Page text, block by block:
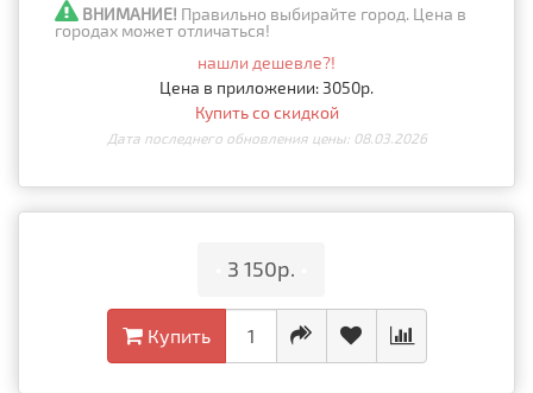
ВНИМАНИЕ! Правильно выбирайте город. Цена в
городах может отличаться!
нашли дешевле?!
Цена в приложении: 3050р.
Купить со скидкой
Дата последнего обновления цены: 08.03.2026
3 150р.
Купить